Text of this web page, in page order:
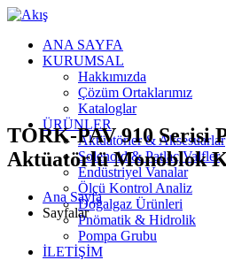
ANA SAYFA
KURUMSAL
Hakkımızda
Çözüm Ortaklarımız
Kataloglar
ÜRÜNLER
Aktüatörler & Aksesuarlar
Solenoid & Patlaç Valfler
Endüstriyel Vanalar
Ölçü Kontrol Analiz
Doğalgaz Ürünleri
Pnömatik & Hidrolik
Pompa Grubu
İLETİŞİM
TORK-PAV 910 Serisi
Aktüatörlü Monoblok
Ana Sayfa
Sayfalar